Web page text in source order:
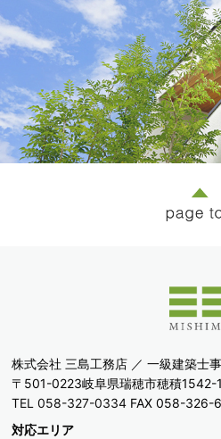
株式会社 三島工務店 ／ 一級建築士
〒501-0223岐阜県瑞穂市穂積1542-1
TEL 058-327-0334 FAX 058-326-
対応エリア